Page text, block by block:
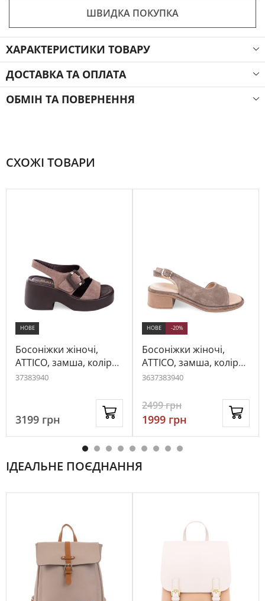
ШВИДКА ПОКУПКА
ХАРАКТЕРИСТИКИ ТОВАРУ
ДОСТАВКА ТА ОПЛАТА
ОБМІН ТА ПОВЕРНЕННЯ
СХОЖІ ТОВАРИ
НОВЕ
Босоніжки жіночі,
ATTICO, замша, колір
капучино, 1081334
37383940
3199 грн
НОВЕ
Босоніжки жіночі,
ATTICO, замша, колір
бежевий, 1025785
-20%
3637383940
2499грн
1999 грн
ІДЕАЛЬНЕ ПОЄДНАННЯ